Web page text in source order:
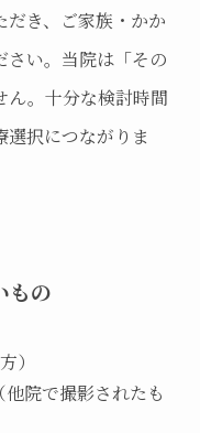
き、ご家族・かか
さい。当院は「その
ん。十分な検討時間
択につながりま
もの
）
院で撮影されたも